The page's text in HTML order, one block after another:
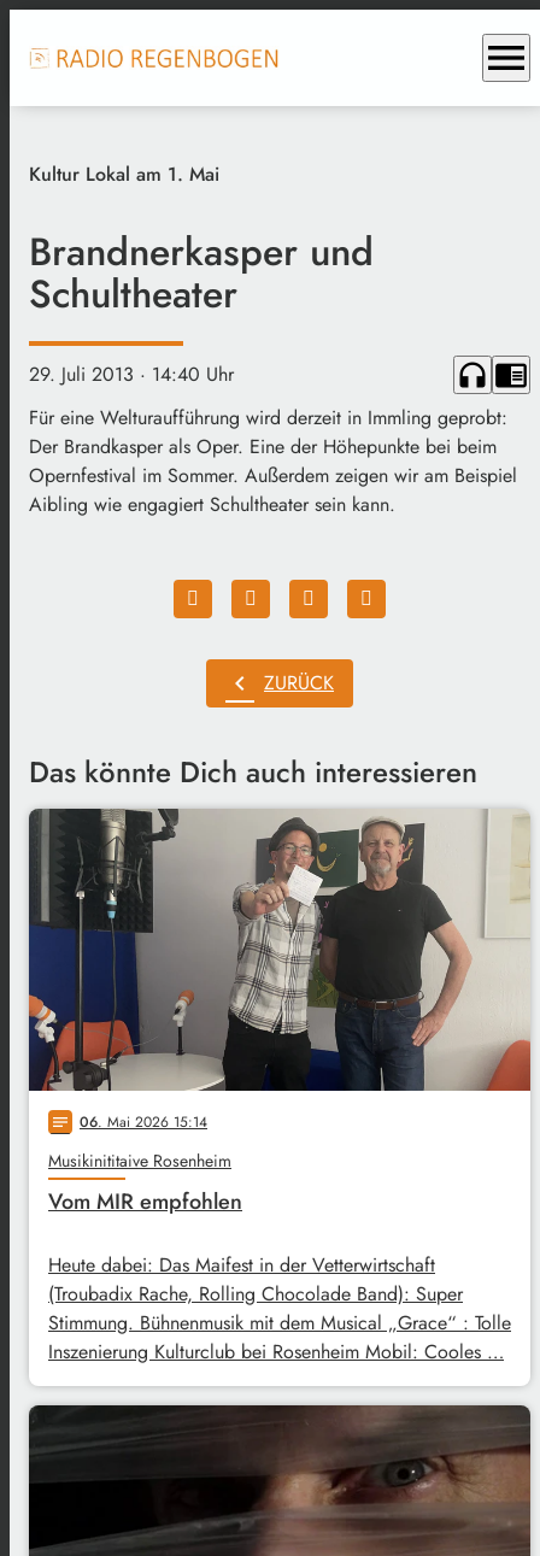
menu
Kultur Lokal am 1. Mai
Brandnerkasper und
Schultheater
29. Juli 2013 · 14:40 Uhr headphones chrome_reader_mode
Für eine Welturaufführung wird derzeit in Immling geprobt:
Der Brandkasper als Oper. Eine der Höhepunkte bei beim
Opernfestival im Sommer. Außerdem zeigen wir am Beispiel
Aibling wie engagiert Schultheater sein kann.
chevron_left ZURÜCK
Das könnte Dich auch interessieren
notes 06. Mai 2026 15:14
Musikinititaive Rosenheim
Vom MIR empfohlen
Heute dabei: Das Maifest in der Vetterwirtschaft
(Troubadix Rache, Rolling Chocolade Band): Super
Stimmung. Bühnenmusik mit dem Musical „Grace“ : Tolle
Inszenierung Kulturclub bei Rosenheim Mobil: Cooles …